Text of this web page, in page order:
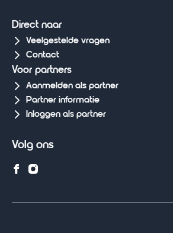
Direct naar
Veelgestelde vragen
Contact
Voor partners
Aanmelden als partner
Partner informatie
Inloggen als partner
Volg ons